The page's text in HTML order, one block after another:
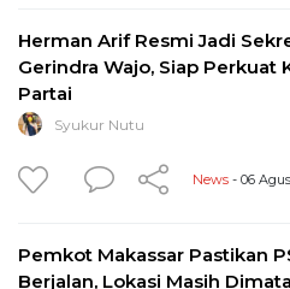
Herman Arif Resmi Jadi
Gerindra Wajo, Siap Perkuat
Partai
Syukur Nutu
News - 06
Pemkot Makassar Pastikan
Berjalan, Lokasi Masih